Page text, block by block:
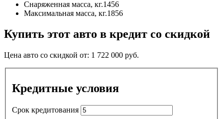
Снаряженная масса, кг.1456
Максимальная масса, кг.1856
Купить этот авто в кредит со скидкой
Цена авто со скидкой от: 1 722 000 руб.
Кредитные условия
Срок кредитования